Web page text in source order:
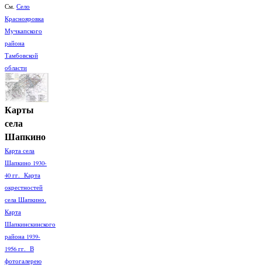
См. Село
Краснояровка
Мучкапского
района
Тамбовской
области
Карты
села
Шапкино
Карта села
Шапкино 1930-
40 гг. Карта
окрестностей
села Шапкино.
Карта
Шапкинскинского
района 1939-
1956 гг. В
фотогалерею